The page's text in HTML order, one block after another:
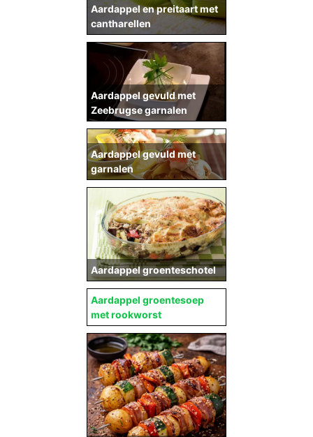
Aardappel en preitaart met
cantharellen
Aardappel gevuld met
garnalen
Aardappel gevuld met
Zeebrugse garnalen
Aardappel groenteschotel
Aardappel groentesoep
met rookworst